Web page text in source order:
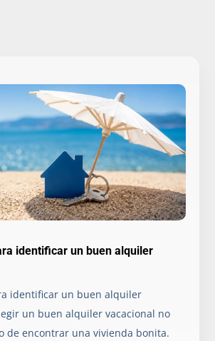
identificar un buen alquiler
identificar un buen alquiler
un buen alquiler vacacional no
de encontrar una vivienda bonita.